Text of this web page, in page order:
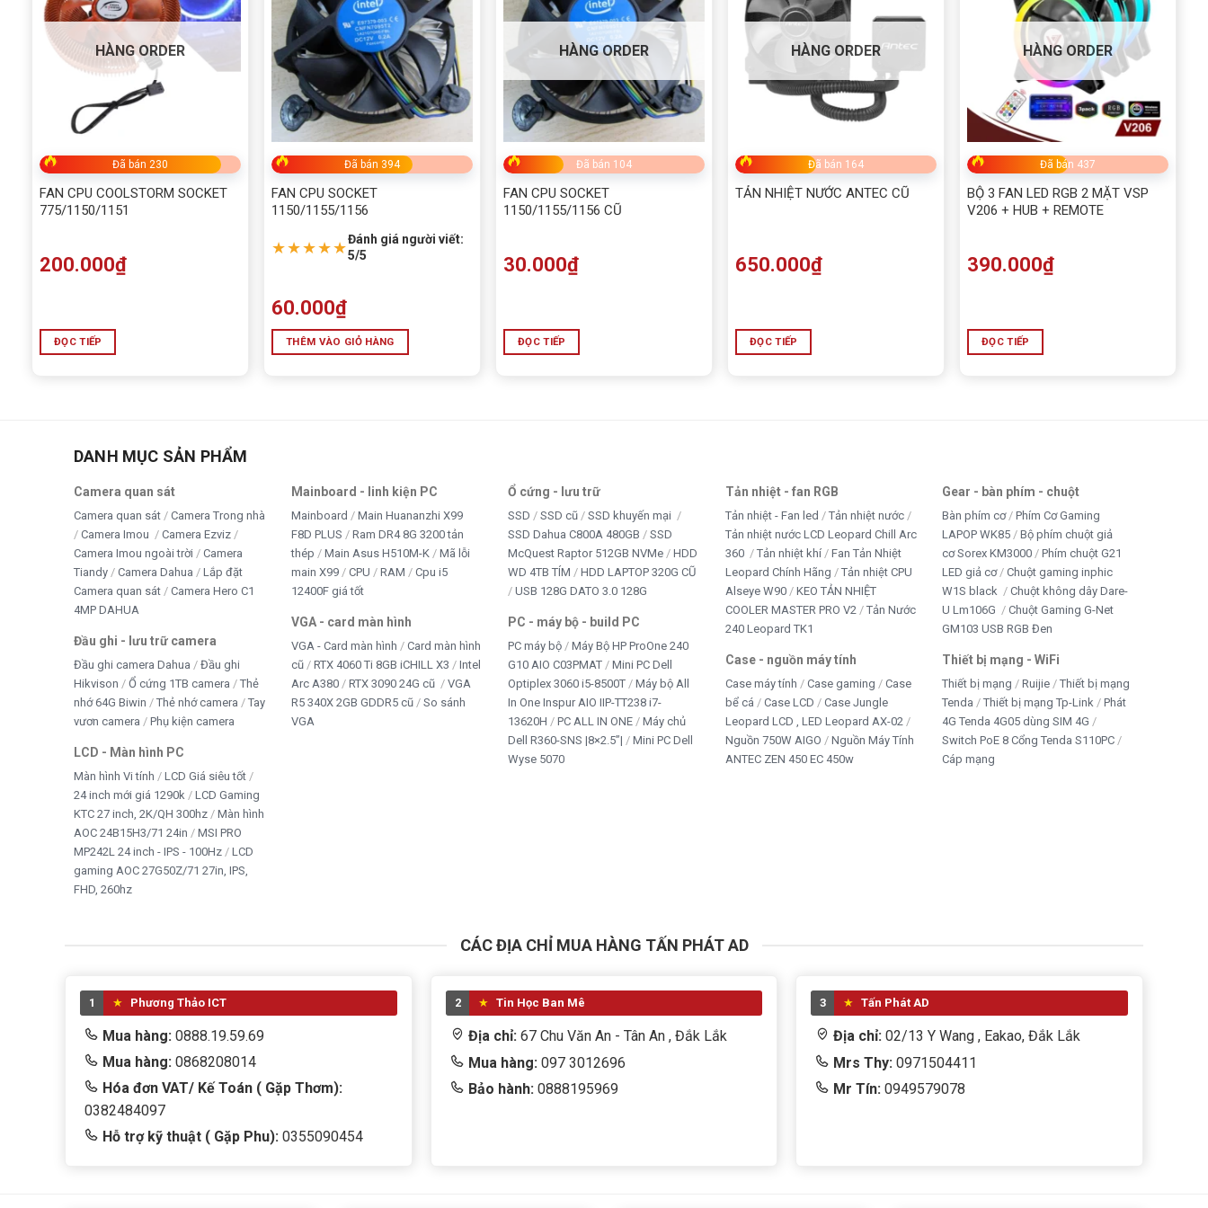
Quạt tản nhiệt
Công nghệ FDB (Fluid Dynamic Bearing)
Socket hỗ trợ
Intel LGA 1700 / 1200 / 115x / 2011 / 1366
Chất liệu
Nhôm, thiết kế cánh tản nhiệt tối ưu
Ứng dụng
PC Gaming, Workstation, PC đồ họa
Phân phối
Chính hãng – Tấn Phát AD
Bảo hành
Theo chính sách nhà sản xuất
Ứng dụng thực tế Tản Nhiệt Khí Leopard Kf400X Màu Trắng
Game thủ : duy trì hiệu suất CPU ổn định, hạn chế quá nhiệt khi chơi game nặng.
Người làm việc đồ họa – kỹ thuật
Người build PC cá nhân: dễ dàng lắp đặt, tương thích cao, giá hợp lý.
HÀNG ORDER
Đã bán 230
FAN CPU COOLSTORM SOCKET
775/1150/1151
200.000₫
ĐỌC TIẾP
Đã bán 394
FAN CPU SOCKET
1150/1155/1156
★★★★★Đánh giá người viết:
5/5
60.000₫
THÊM VÀO GIỎ HÀNG
HÀNG ORDER
Đã bán 104
FAN CPU SOCKET
1150/1155/1156 CŨ
30.000₫
ĐỌC TIẾP
HÀNG ORDER
Đã bán 164
TẢN NHIỆT NƯỚC ANTEC CŨ
650.000₫
ĐỌC TIẾP
HÀNG ORDER
Đã bán 437
BỘ 3 FAN LED RGB 2 MẶT VSP
V206 + HUB + REMOTE
390.000₫
ĐỌC TIẾP
DANH MỤC SẢN PHẨM
Camera quan sát
Camera quan sát
Camera Trong nhà
Camera Imou
Camera Ezviz
Camera Imou ngoài trời
Camera
Tiandy
Camera Dahua
Lắp đặt
Camera quan sát
Camera Hero C1
4MP DAHUA
Đầu ghi - lưu trữ camera
Đầu ghi camera Dahua
Đầu ghi
Hikvison
Ổ cứng 1TB camera
Thẻ
nhớ 64G Biwin
Thẻ nhớ camera
Tay
vươn camera
Phụ kiện camera
LCD - Màn hình PC
Màn hình Vi tính
LCD Giá siêu tốt
24 inch mới giá 1290k
LCD Gaming
KTC 27 inch, 2K/QH 300hz
Màn hình
AOC 24B15H3/71 24in
MSI PRO
MP242L 24 inch - IPS - 100Hz
LCD
gaming AOC 27G50Z/71 27in, IPS,
FHD, 260hz
Mainboard - linh kiện PC
Mainboard
Main Huananzhi X99
F8D PLUS
Ram DR4 8G 3200 tản
thép
Main Asus H510M-K
Mã lỗi
main X99
CPU RAM
Cpu i5
12400F giá tốt
VGA - card màn hình
VGA - Card màn hình
Card màn hình
cũ
RTX 4060 Ti 8GB iCHILL X3
Intel
Arc A380
RTX 3090 24G cũ
VGA
R5 340X 2GB GDDR5 cũ
So sánh
VGA
Ổ cứng - lưu trữ
SSD SSD cũ
SSD khuyến mại
SSD Dahua C800A 480GB
SSD
McQuest Raptor 512GB NVMe
HDD
WD 4TB TÍM
HDD LAPTOP 320G CŨ
USB 128G DATO 3.0 128G
PC - máy bộ - build PC
PC máy bộ
Máy Bộ HP ProOne 240
G10 AIO C03PMAT
Mini PC Dell
Optiplex 3060 i5-8500T
Máy bộ All
In One Inspur AIO IIP-TT238 i7-
13620H
PC ALL IN ONE
Máy chủ
Dell R360-SNS |8×2.5”|
Mini PC Dell
Wyse 5070
Tản nhiệt - fan RGB
Tản nhiệt - Fan led
Tản nhiệt nước
Tản nhiệt nước LCD Leopard Chill Arc
360
Tản nhiệt khí
Fan Tản Nhiệt
Leopard Chính Hãng
Tản nhiệt CPU
Alseye W90
KEO TẢN NHIỆT
COOLER MASTER PRO V2
Tản Nước
240 Leopard TK1
Case - nguồn máy tính
Case máy tính Case gaming
Case
bể cá
Case LCD
Case Jungle
Leopard LCD , LED Leopard AX-02
Nguồn 750W AIGO
Nguồn Máy Tính
ANTEC ZEN 450 EC 450w
Gear - bàn phím - chuột
Bàn phím cơ
Phím Cơ Gaming
LAPOP WK85
Bộ phím chuột giả
cơ Sorex KM3000
Phím chuột G21
LED giả cơ
Chuột gaming inphic
W1S black
Chuột không dây Dare-
U Lm106G
Chuột Gaming G-Net
GM103 USB RGB Đen
Thiết bị mạng - WiFi
Thiết bị mạng Ruijie
Thiết bị mạng
Tenda
Thiết bị mạng Tp-Link
Phát
4G Tenda 4G05 dùng SIM 4G
Switch PoE 8 Cổng Tenda S110PC
Cáp mạng
CÁC ĐỊA CHỈ MUA HÀNG TẤN PHÁT AD
1 Phương Thảo ICT
Mua hàng: 0888.19.59.69
Mua hàng: 0868208014
Hóa đơn VAT/ Kế Toán ( Gặp Thơm):
0382484097
Hỗ trợ kỹ thuật ( Gặp Phu): 0355090454
2 Tin Học Ban Mê
Địa chỉ: 67 Chu Văn An - Tân An , Đắk Lắk
Mua hàng: 097 3012696
Bảo hành: 0888195969
3 Tấn Phát AD
Địa chỉ:02/13 Y Wang , Eakao, Đắk Lắk
Mrs Thy: 0971504411
Mr Tín: 0949579078